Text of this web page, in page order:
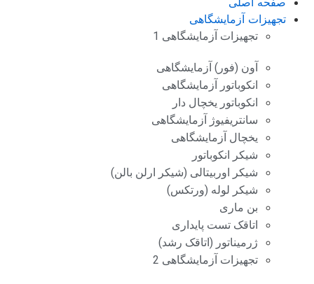
تجهیزات آزمایشگاهی
تجهیزات آزمایشگاهی 1
آون (فور) آزمایشگاهی
انکوباتور آزمایشگاهی
انکوباتور یخچال دار
سانتریفیوژ آزمایشگاهی
یخچال آزمایشگاهی
شیکر انکوباتور
شیکر اوربیتالی (شیکر ارلن بالن)
شیکر لوله (ورتکس)
بن ماری
اتاقک تست پایداری
ژرمیناتور (اتاقک رشد)
تجهیزات آزمایشگاهی 2